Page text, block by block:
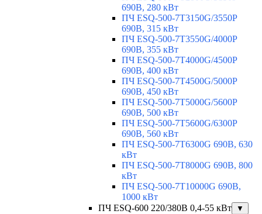
690В, 280 кВт
ПЧ ESQ-500-7T3150G/3550P
690В, 315 кВт
ПЧ ESQ-500-7T3550G/4000P
690В, 355 кВт
ПЧ ESQ-500-7T4000G/4500P
690В, 400 кВт
ПЧ ESQ-500-7T4500G/5000P
690В, 450 кВт
ПЧ ESQ-500-7T5000G/5600P
690В, 500 кВт
ПЧ ESQ-500-7T5600G/6300P
690В, 560 кВт
ПЧ ESQ-500-7T6300G 690В, 630
кВт
ПЧ ESQ-500-7T8000G 690В, 800
кВт
ПЧ ESQ-500-7T10000G 690В,
1000 кВт
ПЧ ESQ-600 220/380В 0,4-55 кВт
▼